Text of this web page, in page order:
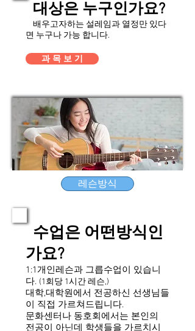
대상은 누구인가요?
배우고자하는 설레임과 열정만 있다
면 누구나 가능 합니다.
과 목 보 기
레슨방식
수업은 어떤방식인
가요?
1:1개인레슨과 그릅수업이 있습니
다. (1회당 1시간 레슨,)
대학,대학원에서 전공하신 선생님들
이 직접 가르쳐드립니다.
문화센터나 동호회에서는 본인의
전공이 아닌데 학생들을 가르치시